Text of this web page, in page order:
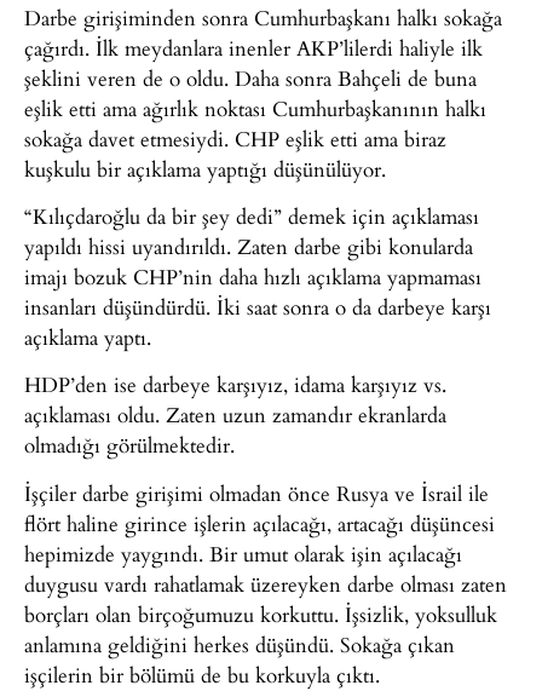
Darbe girişiminden sonra Cumhurbaşkanı halkı sokağa
çağırdı. İlk meydanlara inenler AKP’lilerdi haliyle ilk
şeklini veren de o oldu. Daha sonra Bahçeli de buna
eşlik etti ama ağırlık noktası Cumhurbaşkanının halkı
sokağa davet etmesiydi. CHP eşlik etti ama biraz
kuşkulu bir açıklama yaptığı düşünülüyor.
“Kılıçdaroğlu da bir şey dedi” demek için açıklaması
yapıldı hissi uyandırıldı. Zaten darbe gibi konularda
imajı bozuk CHP’nin daha hızlı açıklama yapmaması
insanları düşündürdü. İki saat sonra o da darbeye karşı
açıklama yaptı.
HDP’den ise darbeye karşıyız, idama karşıyız vs.
açıklaması oldu. Zaten uzun zamandır ekranlarda
olmadığı görülmektedir.
İşçiler darbe girişimi olmadan önce Rusya ve İsrail ile
flört haline girince işlerin açılacağı, artacağı düşüncesi
hepimizde yaygındı. Bir umut olarak işin açılacağı
duygusu vardı rahatlamak üzereyken darbe olması zaten
borçları olan birçoğumuzu korkuttu. İşsizlik, yoksulluk
anlamına geldiğini herkes düşündü. Sokağa çıkan
işçilerin bir bölümü de bu korkuyla çıktı.